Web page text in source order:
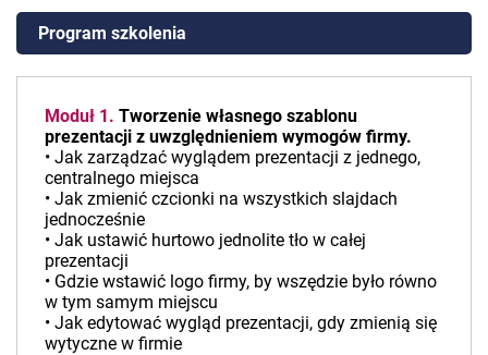
Program szkolenia
Moduł 1. Tworzenie własnego szablonu
prezentacji z uwzględnieniem wymogów firmy.
• Jak zarządzać wyglądem prezentacji z jednego,
centralnego miejsca
• Jak zmienić czcionki na wszystkich slajdach
jednocześnie
• Jak ustawić hurtowo jednolite tło w całej
prezentacji
• Gdzie wstawić logo firmy, by wszędzie było równo
w tym samym miejscu
• Jak edytować wygląd prezentacji, gdy zmienią się
wytyczne w firmie